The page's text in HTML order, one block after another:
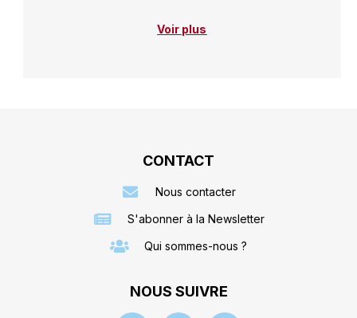
Voir plus
CONTACT
Nous contacter
S'abonner à la Newsletter
Qui sommes-nous ?
NOUS SUIVRE